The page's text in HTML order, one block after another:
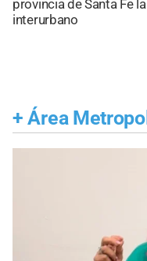
provincia de Santa Fe
interurbano
+ Área